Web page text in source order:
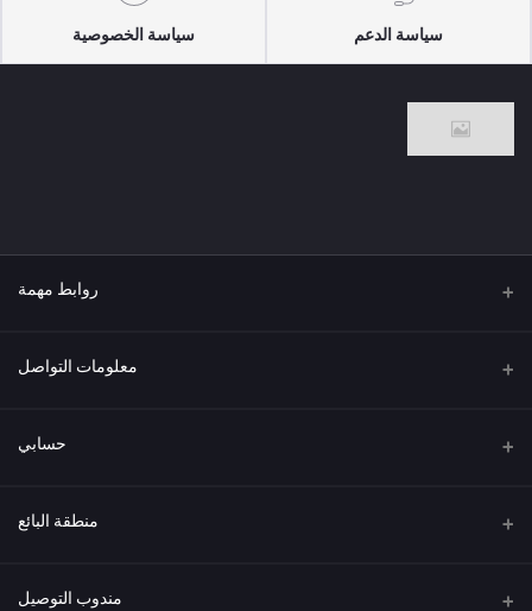
سياسة الدعم سياسة الخصوصية
روابط مهمة
من نحن معلومات التواصل
العنوان حسابي
تسجيل الدخول
قائمة الرغبات
منطقة البائع
كن بائعًا مندوب التوصيل